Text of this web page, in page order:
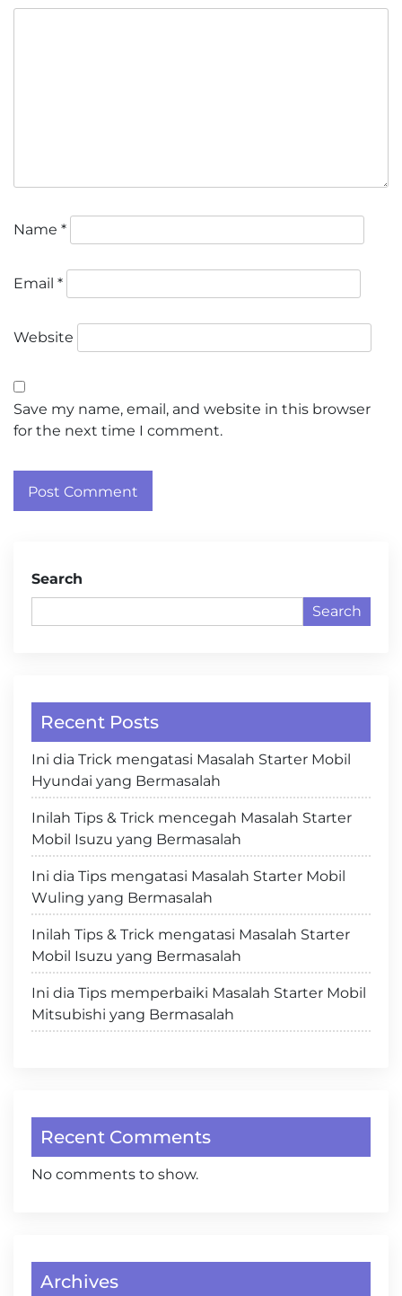
Name *
Email *
Website
Save my name, email, and website in this browser
for the next time I comment.
Search
Search
Recent Posts
Ini dia Trick mengatasi Masalah Starter Mobil
Hyundai yang Bermasalah
Inilah Tips & Trick mencegah Masalah Starter
Mobil Isuzu yang Bermasalah
Ini dia Tips mengatasi Masalah Starter Mobil
Wuling yang Bermasalah
Inilah Tips & Trick mengatasi Masalah Starter
Mobil Isuzu yang Bermasalah
Ini dia Tips memperbaiki Masalah Starter Mobil
Mitsubishi yang Bermasalah
Recent Comments
No comments to show.
Archives